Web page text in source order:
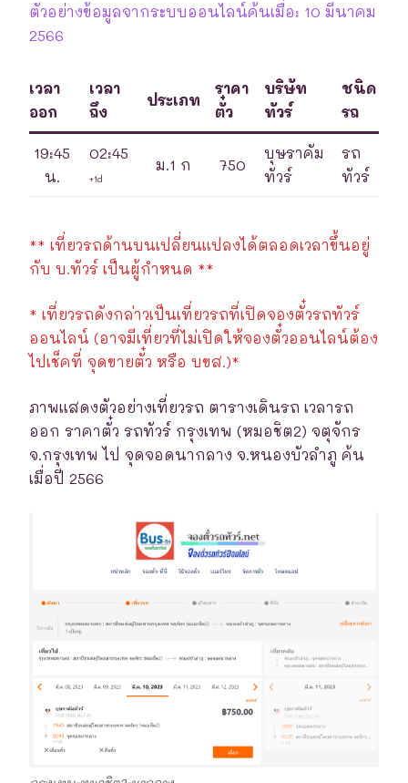
ตัวอย่างข้อมูลจากระบบออนไลน์ค้นเมื่อ: 10 มีนาคม
2566
เวลา
ออก
เวลา
ถึง
ประเภท
ราคา
ตั๋ว
บริษัท
ทัวร์
ชนิด
รถ
19:45
น.
02:45
+1d
ม.1 ก 750
บุษราคัม
ทัวร์
รถ
ทัวร์
** เที่ยวรถด้านบนเปลี่ยนแปลงได้ตลอดเวลาขึ้นอยู่
กับ บ.ทัวร์ เป็นผู้กำหนด **
* เที่ยวรถดังกล่าวเป็นเที่ยวรถที่เปิดจองตั๋วรถทัวร์
ออนไลน์ (อาจมีเที่ยวที่ไม่เปิดให้จองตั๋วออนไลน์ต้อง
ไปเช็คที่ จุดขายตั๋ว หรือ บขส.)*
ภาพแสดงตัวอย่างเที่ยวรถ ตารางเดินรถ เวลารถ
ออก ราคาตั๋ว รถทัวร์ กรุงเทพ (หมอชิต2) จตุจักร
จ.กรุงเทพ ไป จุดจอดนากลาง จ.หนองบัวลำภู ค้น
เมื่อปี 2566